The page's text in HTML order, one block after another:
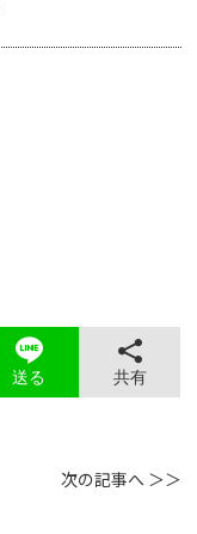
送る 共有
次の記事へ ＞＞